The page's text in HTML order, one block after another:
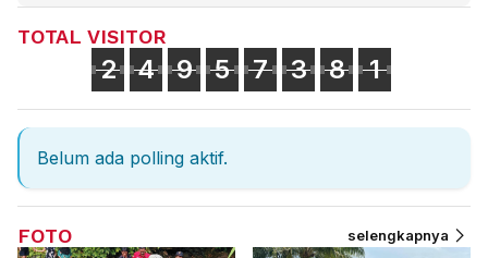
TOTAL VISITOR
2 4 9 5 7 3 8 1
Belum ada polling aktif.
FOTO selengkapnya